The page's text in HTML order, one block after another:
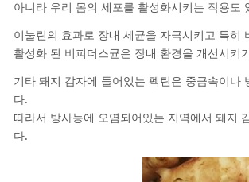
아니라 우리 몸의 세포를 활성화시키는 작용도
이눌린의 효과로 장내 세균을 자극시키고 특히
활성화 된 비피더스균은 장내 환경을 개선시키
기타 돼지 감자에 들어있는 펙틴은 중금속이나
다.
따라서 방사능에 오염되어있는 지역에서 돼지
다.